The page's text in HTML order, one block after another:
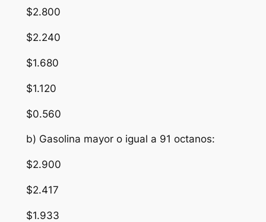
$2.800
$2.240
$1.680
$1.120
$0.560
b) Gasolina mayor o igual a 91 octanos:
$2.900
$2.417
$1.933